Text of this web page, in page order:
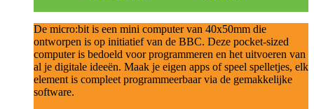
De micro:bit is een mini computer van 40x50mm die
ontworpen is op initiatief van de BBC. Deze pocket-sized
computer is bedoeld voor programmeren en het uitvoeren van
al je digitale ideeën. Maak je eigen apps of speel spelletjes, elk
element is compleet programmeerbaar via de gemakkelijke
software.